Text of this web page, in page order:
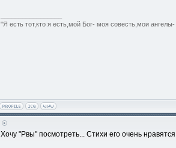
"Я есть тот,кто я есть,мой Бог- моя совесть,мои
Хочу "Рвы" посмотреть... Стихи его очень